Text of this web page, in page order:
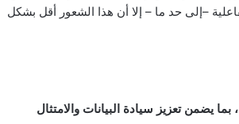
–إلى حد ما – إلا أن هذا الشعور أقل بشكل
يضمن تعزيز سيادة البيانات والامتثال